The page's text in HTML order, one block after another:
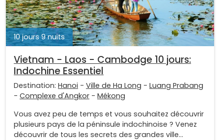
10 jours 9 nuits
Vietnam - Laos - Cambodge 10 jours:
Indochine Essentiel
Destination: Hanoi - Ville de Ha Long - Luang Prabang
- Complexe d'Angkor - Mékong
Vous avez peu de temps et vous souhaitez découvrir
plusieurs pays de la péninsule indochinoise ? Venez
découvrir de tous les secrets des grandes ville...